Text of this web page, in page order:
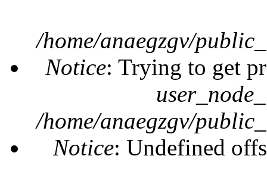
/home/anaegzgv/
Notice: Trying to get
/home/anaegzgv/
Notice: Undefined